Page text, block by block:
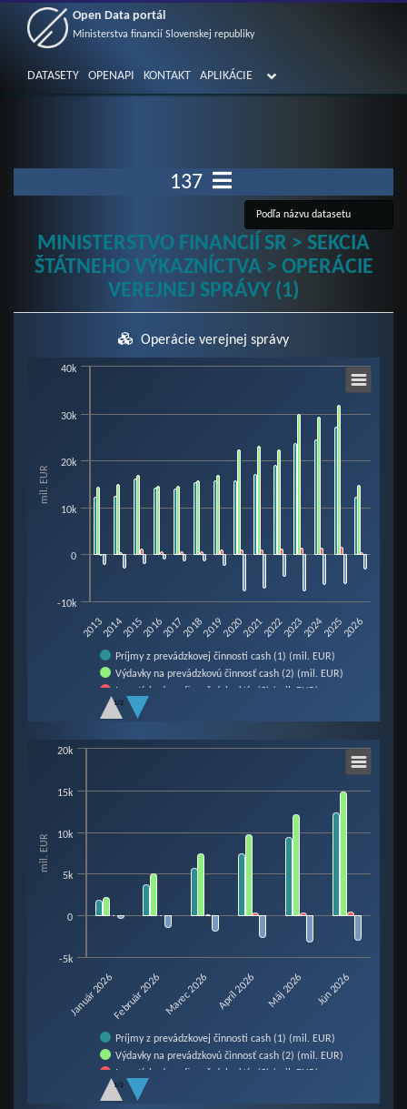
Open Data portál
Ministerstva financií Slovenskej republiky
DATASETY OPENAPI KONTAKT APLIKÁCIE
137
MINISTERSTVO FINANCIÍ SR > SEKCIA
ŠTÁTNEHO VÝKAZNÍCTVA > OPERÁCIE
VEREJNEJ SPRÁVY (1)
Operácie verejnej správy
Chart
The chart has 1 X axis displaying categories.
The chart has 1 Y axis displaying mil. EUR. Data ranges from -7758.4 to
mil. EUR
Príjmy z prevádzkovej činnosti cash (1) (mil. EUR)
Výdavky na prevádzkovú činnosť cash (2) (mil. EUR)
Investície do nefinančných aktív (3) (mil. EUR)
Prebytok / schodok cash (4=1-2-3) (mil. EUR)
1/2
20132014201520162017201820192020202120222023202420252026
-10k
0
10k
20k
30k
40k
Chart
View as data table, Chart
The chart has 1 X axis displaying categories.
The chart has 1 Y axis displaying mil. EUR. Data ranges from -3099.5 to
mil. EUR
Príjmy z prevádzkovej činnosti cash (1) (mil. EUR)
Výdavky na prevádzkovú činnosť cash (2) (mil. EUR)
Investície do nefinančných aktív (3) (mil. EUR)
Prebytok / schodok cash (4=1-2-3) (mil. EUR)
1/2
Január 2026Február 2026 Marec 2026 Apríl 2026 Máj 2026 Jún 2026
-5k
0
5k
10k
15k
20k